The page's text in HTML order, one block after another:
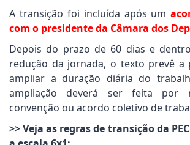
A transição foi incluída após um
com o presidente da Câmara dos
Depois do prazo de 60 dias e
redução da jornada, o texto prevê a
ampliar a duração diária do
ampliação deverá ser feita por
convenção ou acordo coletivo de
>> Veja as regras de transição da